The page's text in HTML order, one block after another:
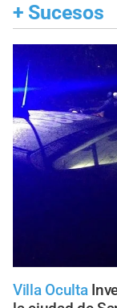
+ Sucesos
Villa Oculta